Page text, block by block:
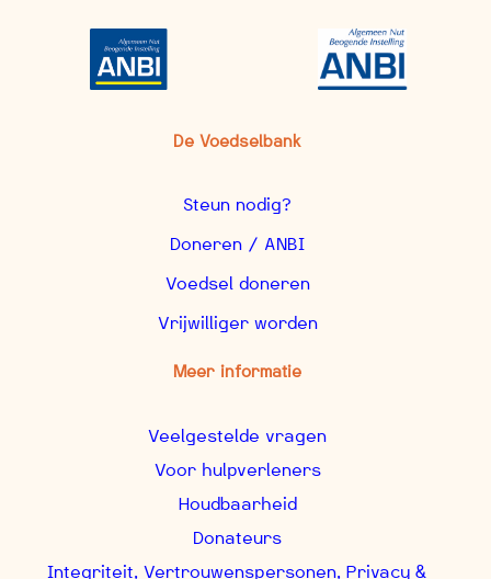
De Voedselbank
Steun nodig?
Doneren / ANBI
Voedsel doneren
Vrijwilliger worden
Meer informatie
Veelgestelde vragen
Voor hulpverleners
Houdbaarheid
Donateurs
Integriteit, Vertrouwenspersonen, Privacy &